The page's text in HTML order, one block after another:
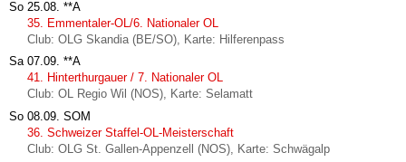
So 25.08. **A
35. Emmentaler-OL/6. Nationaler OL
Club: OLG Skandia (BE/SO), Karte: Hilferenpass
Sa 07.09. **A
41. Hinterthurgauer / 7. Nationaler OL
Club: OL Regio Wil (NOS), Karte: Selamatt
So 08.09. SOM
36. Schweizer Staffel-OL-Meisterschaft
Club: OLG St. Gallen-Appenzell (NOS), Karte: Schwägalp